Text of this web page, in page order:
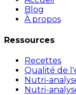
Blog
À propos
Ressources
Recettes
Qualité de
Nutri-
Nutri-